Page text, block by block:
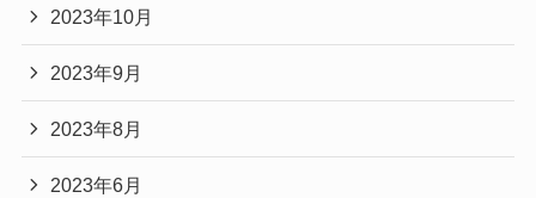
2023年10月
2023年9月
2023年8月
2023年6月